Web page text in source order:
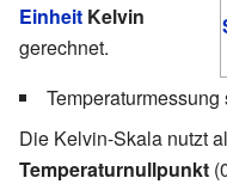
Einheit Kelvin
gerechnet.
Temperaturmessung
Die Kelvin-Skala nutzt
Temperaturnullpunkt